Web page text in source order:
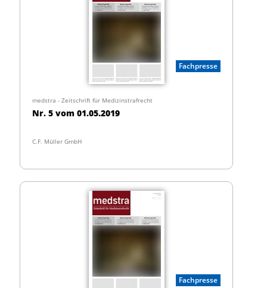
Fachpresse
medstra - Zeitschrift für Medizinstrafrecht
Nr. 5 vom 01.05.2019
C.F. Müller GmbH
Fachpresse